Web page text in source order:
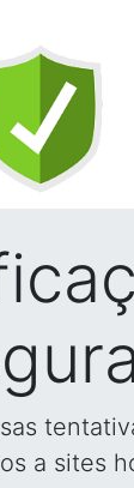
a sites